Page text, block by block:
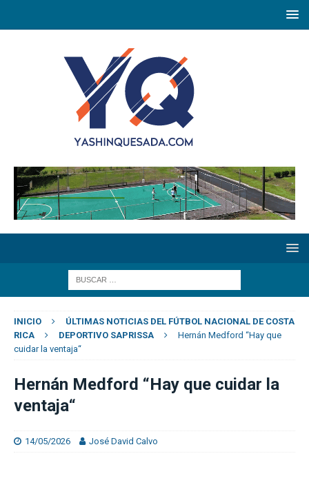
INICIO
ÚLTIMAS NOTICIAS DEL FÚTBOL NACIONAL DE COSTA
RICA
DEPORTIVO SAPRISSA
Hernán Medford “Hay que
cuidar la ventaja“
Hernán Medford “Hay que cuidar la
ventaja“
14/05/2026 José David Calvo